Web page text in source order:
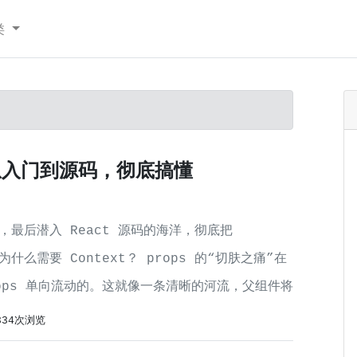
门到源码，彻底搞懂
最后潜入 React 源码的海洋，彻底把
什么需要 Context？ props 的“切肤之痛”在
单向流动的。这就像一条清晰的河流，父组件将
次浏览